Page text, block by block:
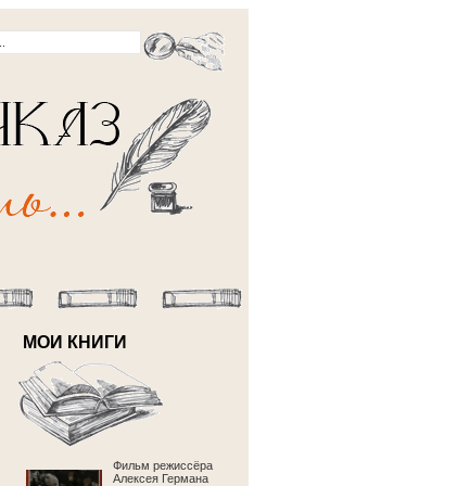
МОИ КНИГИ
Фильм режиссёра
Алексея Германа